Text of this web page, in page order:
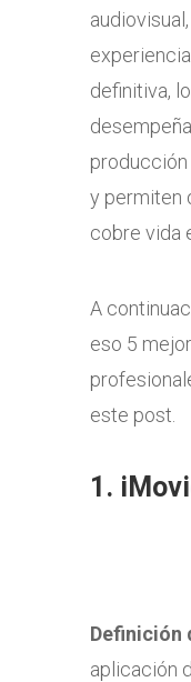
definitiva,
y permiten
cobre vida
A
eso 5
este post.
1.
Definición
aplicación